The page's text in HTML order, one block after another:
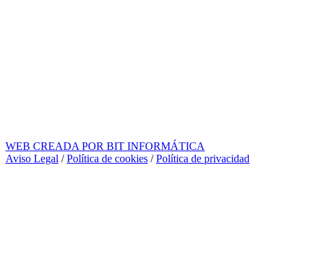
WEB CREADA POR BIT INFORMÁTICA
Aviso Legal /Política de cookies /Política de privacidad